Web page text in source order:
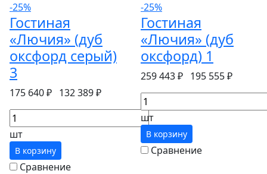
-25%
Гостиная
«Лючия» (дуб
оксфорд серый)
3
175 640 ₽ 132 389 ₽
шт
В корзину
Сравнение
-25%
Гостиная
«Лючия» (дуб
оксфорд) 1
259 443 ₽ 195 555 ₽
шт
В корзину
Сравнение